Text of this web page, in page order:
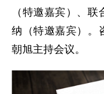
（特邀嘉宾）、
纳（特邀嘉宾）。
朝旭主持会议。